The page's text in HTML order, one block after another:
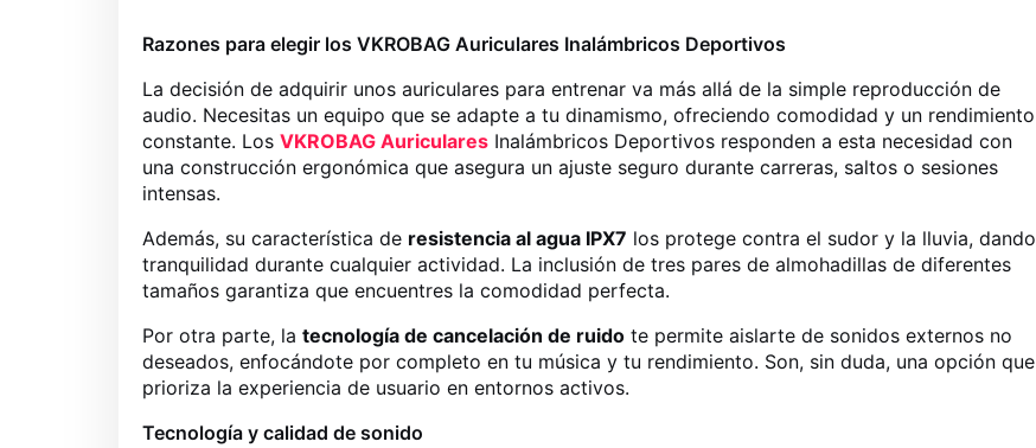
Razones para elegir los VKROBAG Auriculares Inalámbricos Deportivos
La decisión de adquirir unos auriculares para entrenar va más allá de la simple reproducción de
audio. Necesitas un equipo que se adapte a tu dinamismo, ofreciendo comodidad y un rendimiento
constante. Los VKROBAG AuricularesInalámbricos Deportivos responden a esta necesidad con
una construcción ergonómica que asegura un ajuste seguro durante carreras, saltos o sesiones
intensas.
Además, su característica de resistencia al agua IPX7 los protege contra el sudor y la lluvia, dando
tranquilidad durante cualquier actividad. La inclusión de tres pares de almohadillas de diferentes
tamaños garantiza que encuentres la comodidad perfecta.
Por otra parte, la tecnología de cancelación de ruidote permite aislarte de sonidos externos no
deseados, enfocándote por completo en tu música y tu rendimiento. Son, sin duda, una opción que
prioriza la experiencia de usuario en entornos activos.
Tecnología y calidad de sonido